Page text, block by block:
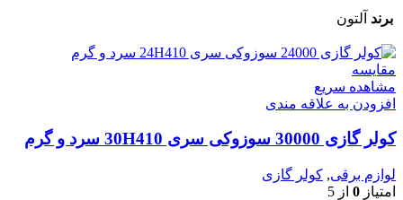
برند آلتون
مقایسه
مشاهده سریع
افزودن به علاقه مندی
کولر گازی 30000 سوزوکی سری 30H410 سرد و گرم
لوازم برقی, کولر گازی
امتیاز 0 از 5